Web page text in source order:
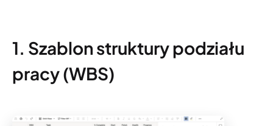
1. Szablon struktury podziału
pracy (WBS)